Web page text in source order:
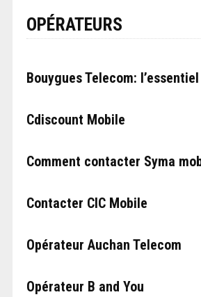
OPÉRATEURS
Bouygues Telecom:
Cdiscount Mobile
Comment contacter Syma
Contacter CIC Mobile
Opérateur Auchan Telecom
Opérateur B and You